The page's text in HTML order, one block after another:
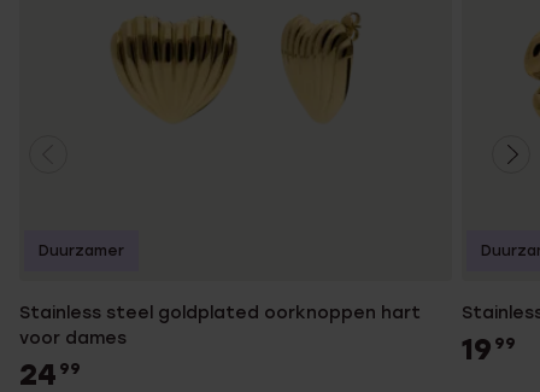
Stainless steel goldplated oorknoppen hart
voor dames
24 99
Duurzamer
19 99